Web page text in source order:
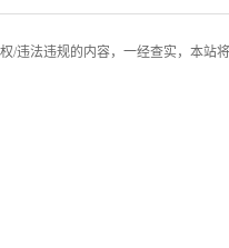
违法违规的内容，一经查实，本站将